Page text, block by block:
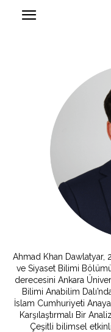
Ahmad Khan Dawlatyar,
ve Siyaset Bilimi
derecesini Ankara
Bilimi Anabilim
İslam Cumhuriyeti
Karşılaştırmalı Bir
Çeşitli bilimsel